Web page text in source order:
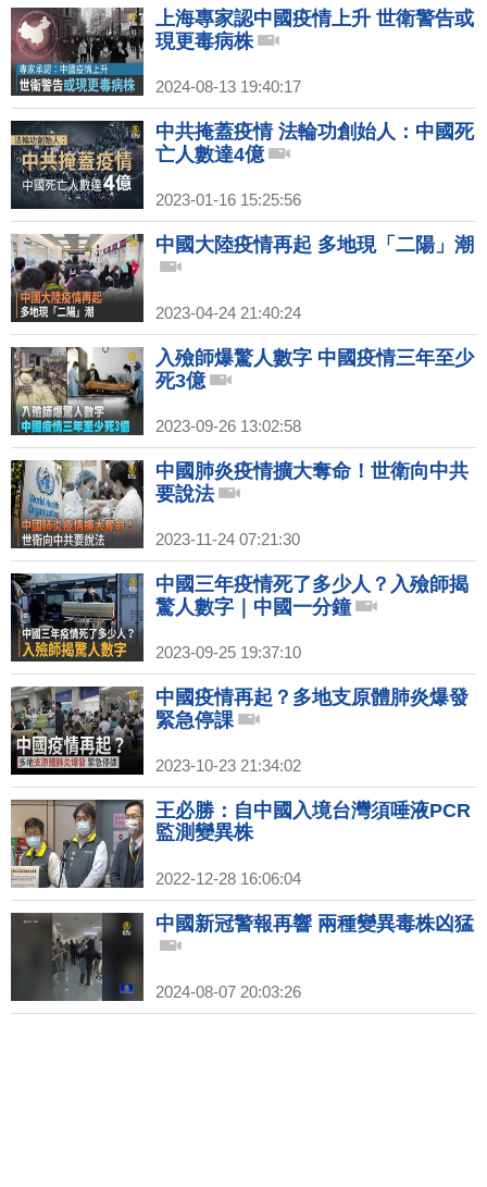
上海專家認中國疫情上升 世衛警告或
現更毒病株
2024-08-13 19:40:17
中共掩蓋疫情 法輪功創始人：中國死
亡人數達4億
2023-01-16 15:25:56
中國大陸疫情再起 多地現「二陽」潮
2023-04-24 21:40:24
入殮師爆驚人數字 中國疫情三年至少
死3億
2023-09-26 13:02:58
中國肺炎疫情擴大奪命！世衛向中共
要說法
2023-11-24 07:21:30
中國三年疫情死了多少人？入殮師揭
驚人數字｜中國一分鐘
2023-09-25 19:37:10
中國疫情再起？多地支原體肺炎爆發
緊急停課
2023-10-23 21:34:02
王必勝：自中國入境台灣須唾液PCR
監測變異株
2022-12-28 16:06:04
中國新冠警報再響 兩種變異毒株凶猛
2024-08-07 20:03:26